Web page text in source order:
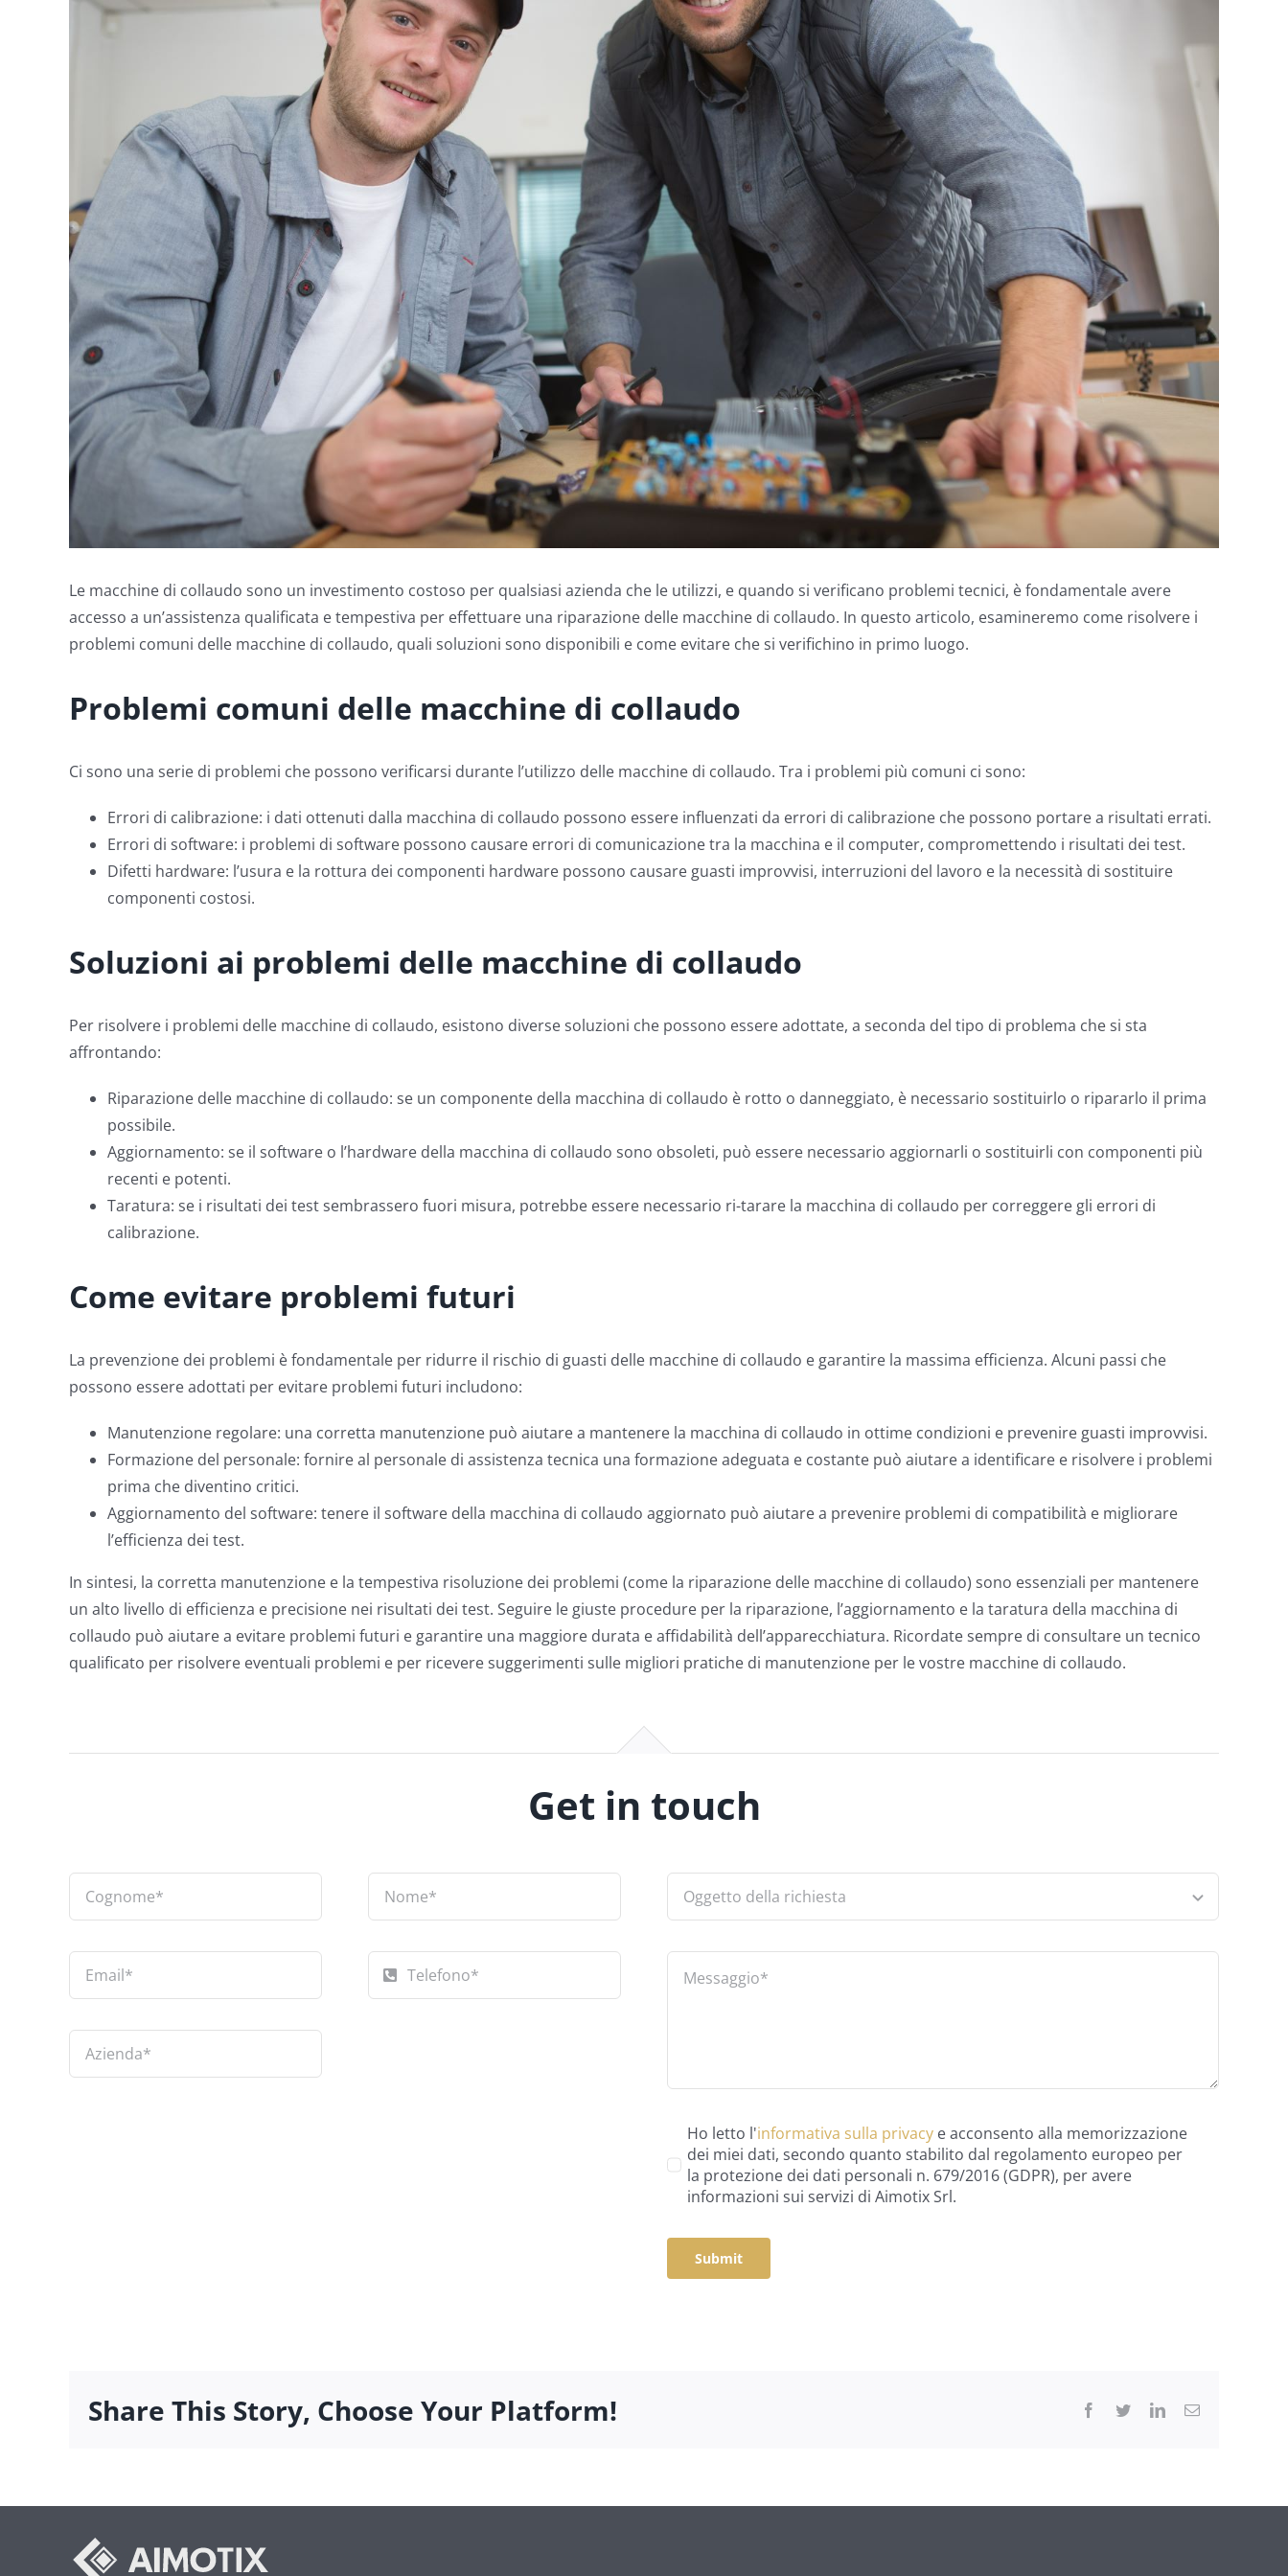
Le macchine di collaudo sono un investimento costoso per qualsiasi azienda che le utilizzi, e quando si verificano problemi tecnici, è fondamentale avere
accesso a un’assistenza qualificata e tempestiva per effettuare una riparazione delle macchine di collaudo. In questo articolo, esamineremo come risolvere i
problemi comuni delle macchine di collaudo, quali soluzioni sono disponibili e come evitare che si verifichino in primo luogo.
Problemi comuni delle macchine di collaudo
Ci sono una serie di problemi che possono verificarsi durante l’utilizzo delle macchine di collaudo. Tra i problemi più comuni ci sono:
Errori di calibrazione: i dati ottenuti dalla macchina di collaudo possono essere influenzati da errori di calibrazione che possono portare a risultati errati.
Errori di software: i problemi di software possono causare errori di comunicazione tra la macchina e il computer, compromettendo i risultati dei test.
Difetti hardware: l’usura e la rottura dei componenti hardware possono causare guasti improvvisi, interruzioni del lavoro e la necessità di sostituire
componenti costosi.
Soluzioni ai problemi delle macchine di collaudo
Per risolvere i problemi delle macchine di collaudo, esistono diverse soluzioni che possono essere adottate, a seconda del tipo di problema che si sta
affrontando:
Riparazione delle macchine di collaudo: se un componente della macchina di collaudo è rotto o danneggiato, è necessario sostituirlo o ripararlo il prima
possibile.
Aggiornamento: se il software o l’hardware della macchina di collaudo sono obsoleti, può essere necessario aggiornarli o sostituirli con componenti più
recenti e potenti.
Taratura: se i risultati dei test sembrassero fuori misura, potrebbe essere necessario ri-tarare la macchina di collaudo per correggere gli errori di
calibrazione.
Come evitare problemi futuri
La prevenzione dei problemi è fondamentale per ridurre il rischio di guasti delle macchine di collaudo e garantire la massima efficienza. Alcuni passi che
possono essere adottati per evitare problemi futuri includono:
Manutenzione regolare: una corretta manutenzione può aiutare a mantenere la macchina di collaudo in ottime condizioni e prevenire guasti improvvisi.
Formazione del personale: fornire al personale di assistenza tecnica una formazione adeguata e costante può aiutare a identificare e risolvere i problemi
prima che diventino critici.
Aggiornamento del software: tenere il software della macchina di collaudo aggiornato può aiutare a prevenire problemi di compatibilità e migliorare
l’efficienza dei test.
In sintesi, la corretta manutenzione e la tempestiva risoluzione dei problemi (come la riparazione delle macchine di collaudo) sono essenziali per mantenere
un alto livello di efficienza e precisione nei risultati dei test. Seguire le giuste procedure per la riparazione, l’aggiornamento e la taratura della macchina di
collaudo può aiutare a evitare problemi futuri e garantire una maggiore durata e affidabilità dell’apparecchiatura. Ricordate sempre di consultare un tecnico
qualificato per risolvere eventuali problemi e per ricevere suggerimenti sulle migliori pratiche di manutenzione per le vostre macchine di collaudo.
Get in touch
Ho letto l'informativa sulla privacy e acconsento alla memorizzazione
dei miei dati, secondo quanto stabilito dal regolamento europeo per
la protezione dei dati personali n. 679/2016 (GDPR), per avere
informazioni sui servizi di Aimotix Srl.
Submit
Share This Story, Choose Your Platform! Facebook
TwitterLinkedInEmail